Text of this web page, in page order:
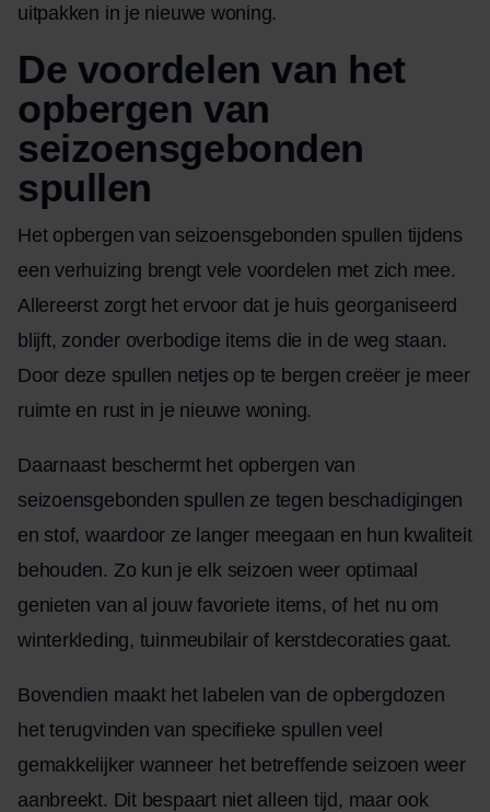
uitpakken in je nieuwe woning.
De voordelen van het
opbergen van
seizoensgebonden
spullen
Het opbergen van seizoensgebonden spullen tijdens
een verhuizing brengt vele voordelen met zich mee.
Allereerst zorgt het ervoor dat je huis georganiseerd
blijft, zonder overbodige items die in de weg staan.
Door deze spullen netjes op te bergen creëer je meer
ruimte en rust in je nieuwe woning.
Daarnaast beschermt het opbergen van
seizoensgebonden spullen ze tegen beschadigingen
en stof, waardoor ze langer meegaan en hun kwaliteit
behouden. Zo kun je elk seizoen weer optimaal
genieten van al jouw favoriete items, of het nu om
winterkleding, tuinmeubilair of kerstdecoraties gaat.
Bovendien maakt het labelen van de opbergdozen
het terugvinden van specifieke spullen veel
gemakkelijker wanneer het betreffende seizoen weer
aanbreekt. Dit bespaart niet alleen tijd, maar ook